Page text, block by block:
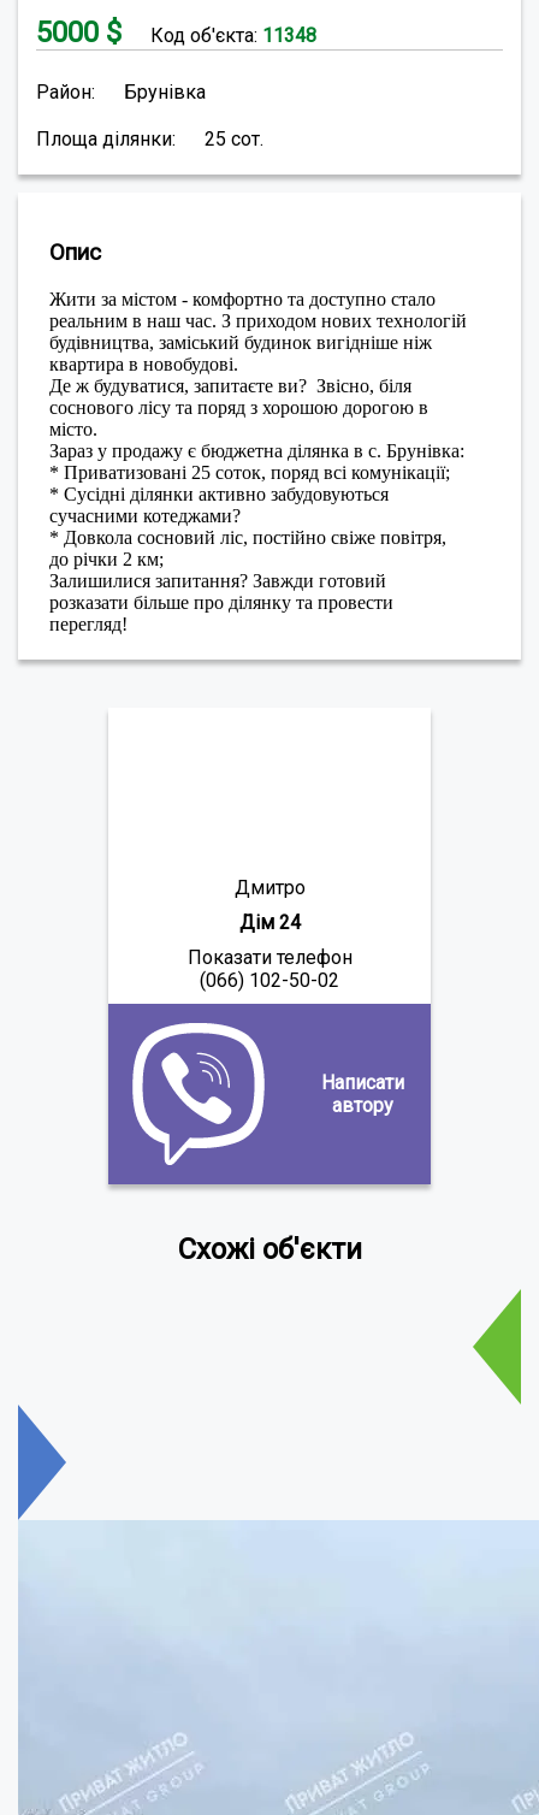
5000 $ Код об'єкта: 11348
Район: Брунівка
Площа ділянки: 25 сот.
Опис
Жити за містом - комфортно та доступно стало
реальним в наш час. З приходом нових технологій
будівництва, заміський будинок вигідніше ніж
квартира в новобудові.
Де ж будуватися, запитаєте ви? Звісно, біля
соснового лісу та поряд з хорошою дорогою в
місто.
Зараз у продажу є бюджетна ділянка в с. Брунівка:
* Приватизовані 25 соток, поряд всі комунікації;
* Сусідні ділянки активно забудовуються
сучасними котеджами?
* Довкола сосновий ліс, постійно свіже повітря,
до річки 2 км;
Залишилися запитання? Завжди готовий
розказати більше про ділянку та провести
перегляд!
Дмитро
Дім 24
Показати телефон
(066) 102-50-02
Написати
автору
Схожі об'єкти